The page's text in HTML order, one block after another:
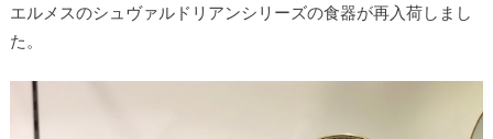
エルメスのシュヴァルドリアンシリーズの食器が再入荷しまし
た。